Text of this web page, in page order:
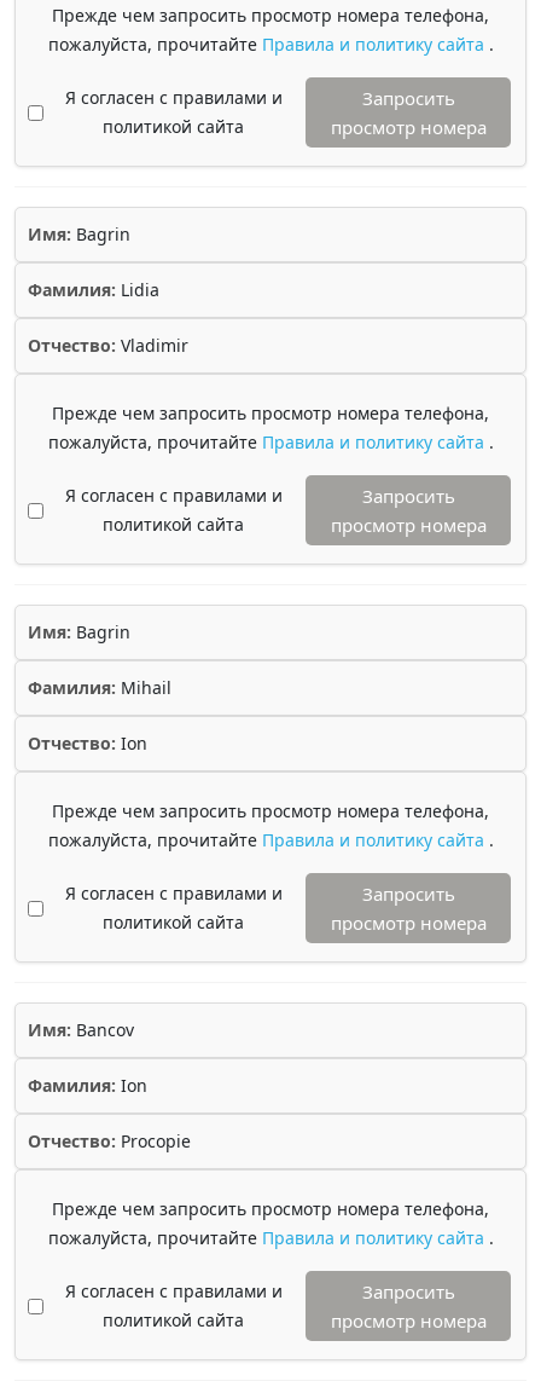
Прежде чем запросить просмотр номера телефона,
пожалуйста, прочитайте Правила и политику сайта .
Я согласен с правилами и
политикой сайта
Запросить
просмотр номера
Имя: Bagrin
Фамилия: Lidia
Отчество: Vladimir
Прежде чем запросить просмотр номера телефона,
пожалуйста, прочитайте Правила и политику сайта .
Я согласен с правилами и
политикой сайта
Запросить
просмотр номера
Имя: Bagrin
Фамилия: Mihail
Отчество: Ion
Прежде чем запросить просмотр номера телефона,
пожалуйста, прочитайте Правила и политику сайта .
Я согласен с правилами и
политикой сайта
Запросить
просмотр номера
Имя: Bancov
Фамилия: Ion
Отчество: Procopie
Прежде чем запросить просмотр номера телефона,
пожалуйста, прочитайте Правила и политику сайта .
Я согласен с правилами и
политикой сайта
Запросить
просмотр номера